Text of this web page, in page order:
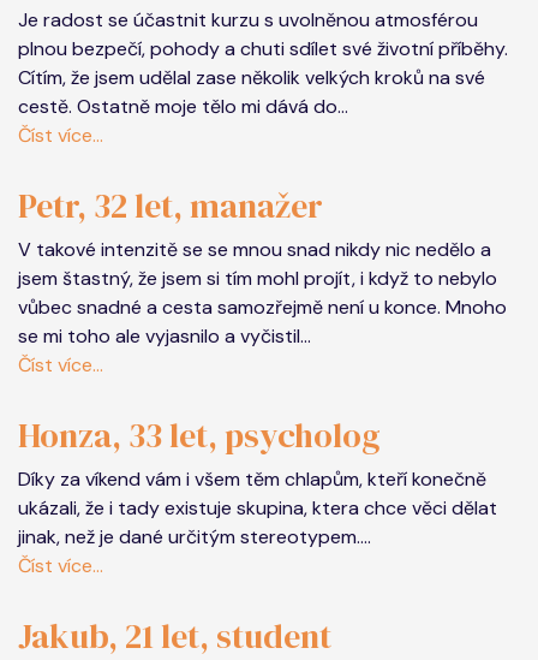
Je radost se účastnit kurzu s uvolněnou atmosférou
plnou bezpečí, pohody a chuti sdílet své životní příběhy.
Cítím, že jsem udělal zase několik velkých kroků na své
cestě. Ostatně moje tělo mi dává do...
Číst více...
Petr, 32 let, manažer
V takové intenzitě se se mnou snad nikdy nic nedělo a
jsem štastný, že jsem si tím mohl projít, i když to nebylo
vůbec snadné a cesta samozřejmě není u konce. Mnoho
se mi toho ale vyjasnilo a vyčistil...
Číst více...
Honza, 33 let, psycholog
Díky za víkend vám i všem těm chlapům, kteří konečně
ukázali, že i tady existuje skupina, ktera chce věci dělat
jinak, než je dané určitým stereotypem....
Číst více...
Jakub, 21 let, student